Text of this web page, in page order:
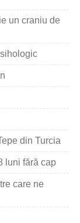
un craniu de
din Turcia
luni fără cap
care ne